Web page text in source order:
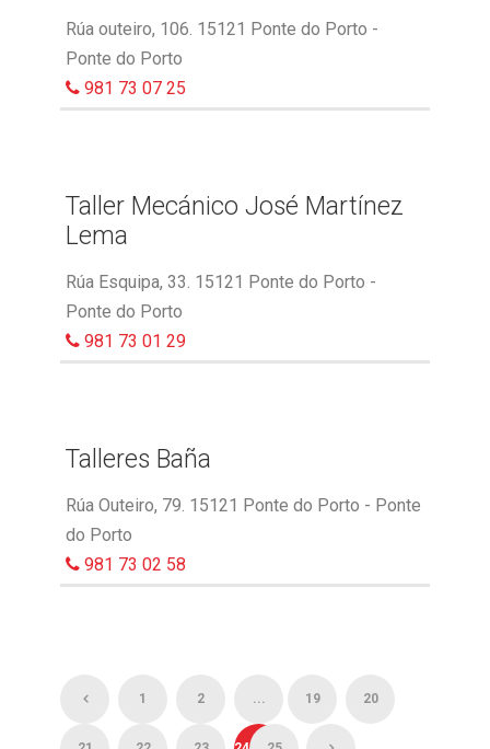
Rúa outeiro, 106. 15121 Ponte do Porto -
Ponte do Porto
981 73 07 25
Taller Mecánico José Martínez
Lema
Rúa Esquipa, 33. 15121 Ponte do Porto -
Ponte do Porto
981 73 01 29
Talleres Baña
Rúa Outeiro, 79. 15121 Ponte do Porto - Ponte
do Porto
981 73 02 58
1 2 ... 19 20